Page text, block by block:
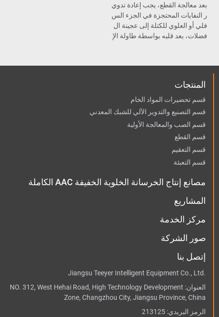
بعد معالجة القطع، يجب إعادة تدوي
ر النفايات المحتجزة في الجزء الس
فلي أو العلوي للكتلة إلى عجينة ال
فضلات، بعد قلبه بواسطة طاولة الإ
المنتجات
قسم تحضيرات المواد الخام
قسم التصنيع والتدوير الآلي للشبك المعدني
قسم الصب والمعالجة الأولية
قسم القطع
قسم التعقيم
قسم التعبئة
مصانع إنتاج الخرسانة الخلوية الخفيفة AAC الكاملة
المشاريع
مركز الخدمة
صور الشركة
إتصل بنا
Jiangsu Teeyer Intelligent Equipment Co., Ltd.
العنوان: NO. 312, West Hehai Road, High Technology Development
Zone, Changzhou City, Jiangsu Province, China
الرمز البريدي: 213125